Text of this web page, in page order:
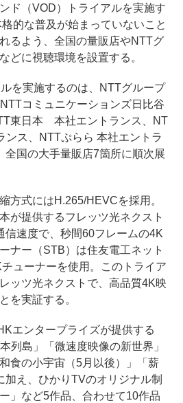
ド（VOD）トライアルを実施す
的な普及が始まっていないこと
るよう、全国の量販店やNTTグ
どに視聴環境を設置する。
を実施するのは、NTTグループ
コミュニケーションズ日比谷
東日本 本社エントランス、NT
ス、NTTぷらら 本社エントラ
全国の大手量販店7箇所に順次展
方式にはH.265/HEVCを採用。
が提供するフレッツ光ネクスト
信速度で、秒間60フレームの4K
ナー（STB）は住友電工ネット
ューナーを使用。このトライア
ッツ光ネクストで、高品質4K映
を実証する。
エンタープライズが提供する
列島」「微速度映像の新世界」
食の小宇宙（5月以後）」「薪
え、ひかりTVのオリジナル制
」など5作品、合わせて10作品